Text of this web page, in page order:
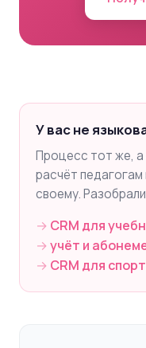
У вас не
Процесс тот же,
расчёт
своему.
CRM для
учёт и
CRM для